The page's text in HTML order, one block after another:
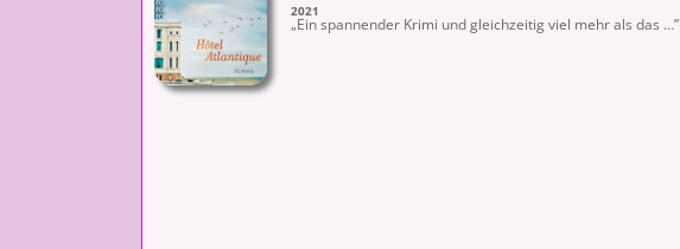
2021
„Ein spannender Krimi und gleichzeitig viel mehr als das …”